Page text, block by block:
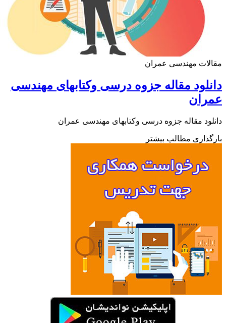
مهندسی عمران
مقاله جزوه درسی وکتابهای مهندسی
مقاله جزوه درسی وکتابهای مهندسی عمران
مطالب بیشتر